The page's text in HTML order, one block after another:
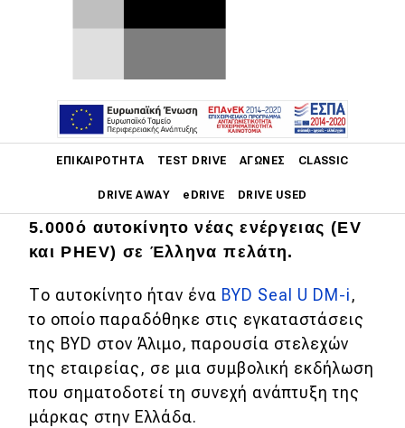
ΕΠΙΚΑΙΡΌΤΗΤΑ TEST DRIVE ΑΓΏΝΕΣ CLASSIC
DRIVE AWAY eDRIVE DRIVE USED
Main navigation
Επικαιρότητα
Νέα μοντέλα
Πρωτότυπα
Ελλάδα
Κόσμος
Ένα ακόμη σημαντικό ορόσημο στην
κατέγραψε η BYD, καθώς παρέδωσε το
5.000ό αυτοκίνητο νέας ενέργειας (EV
και PHEV) σε Έλληνα πελάτη.
Το αυτοκίνητο ήταν ένα BYD Seal U DM-i,
το οποίο παραδόθηκε στις εγκαταστάσεις
της BYD στον Άλιμο, παρουσία στελεχών
της εταιρείας, σε μια συμβολική εκδήλωση
που σηματοδοτεί τη συνεχή ανάπτυξη της
μάρκας στην Ελλάδα.